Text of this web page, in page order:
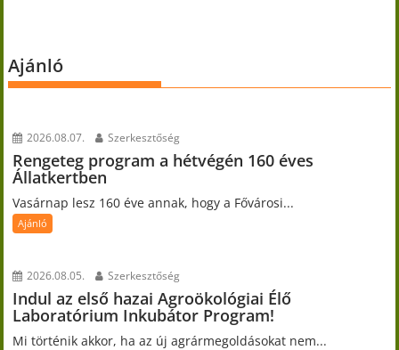
Ajánló
2026.08.07. Szerkesztőség
Rengeteg program a hétvégén 160 éves
Állatkertben
Vasárnap lesz 160 éve annak, hogy a Fővárosi...
Ajánló
2026.08.05. Szerkesztőség
Indul az első hazai Agroökológiai Élő
Laboratórium Inkubátor Program!
Mi történik akkor, ha az új agrármegoldásokat nem...